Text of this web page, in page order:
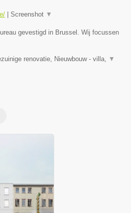
Screenshot ▼
gevestigd in Brussel. Wij focussen
renovatie, Nieuwbouw - villa, ▼